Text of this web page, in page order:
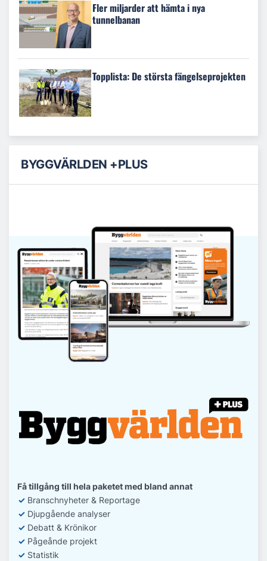
Fler miljarder att hämta i nya
tunnelbanan
Topplista: De största fängelseprojekten
BYGGVÄRLDEN +PLUS
Få tillgång till hela paketet med bland annat
✓ Branschnyheter & Reportage
✓ Djupgående analyser
✓ Debatt & Krönikor
✓ Pågeånde projekt
✓ Statistik